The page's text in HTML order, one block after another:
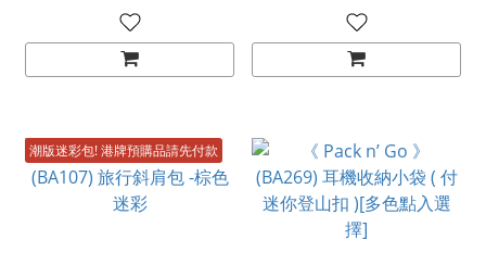
潮版迷彩包! 港牌預購品請先付款